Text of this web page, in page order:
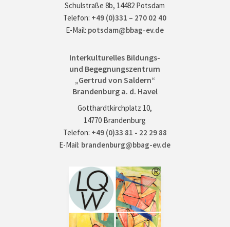
Schulstraße 8b, 14482 Potsdam
Telefon: +49 (0)331 – 270 02 40
E-Mail: potsdam@bbag-ev.de
Interkulturelles Bildungs-
und Begegnungszentrum
„Gertrud von Saldern“
Brandenburg a. d. Havel
Gotthardtkirchplatz 10,
14770 Brandenburg
Telefon: +49 (0)33 81 - 22 29 88
E-Mail: brandenburg@bbag-ev.de